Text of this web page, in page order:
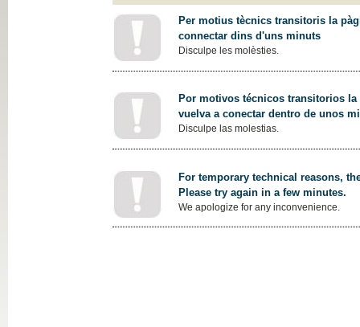
Per motius tècnics transitoris la
connectar dins d'uns minuts
Disculpe les molèsties.
Por motivos técnicos transitorios
vuelva a conectar dentro de unos
Disculpe las molestias.
For temporary technical reasons,
Please try again in a few minutes.
We apologize for any inconvenience.